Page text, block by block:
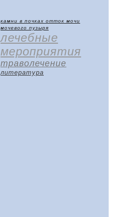
камни в почках отток мочи
мочевого пузыря
лечебные
мероприятия
траволечение
литература